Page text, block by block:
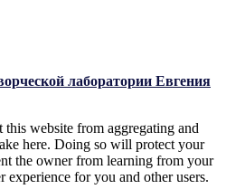
лаборатории Евгения
this website from aggregating and
here. Doing so will protect your
the owner from learning from your
experience for you and other users.